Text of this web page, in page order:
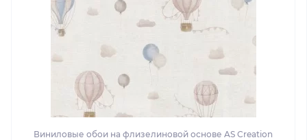
Виниловые обои на флизелиновой основе AS Creation